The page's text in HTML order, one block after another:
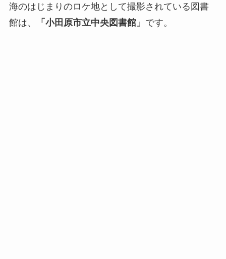
海のはじまりのロケ地として撮影されている図書
館は、
「小田原市立中央図書館」 です。